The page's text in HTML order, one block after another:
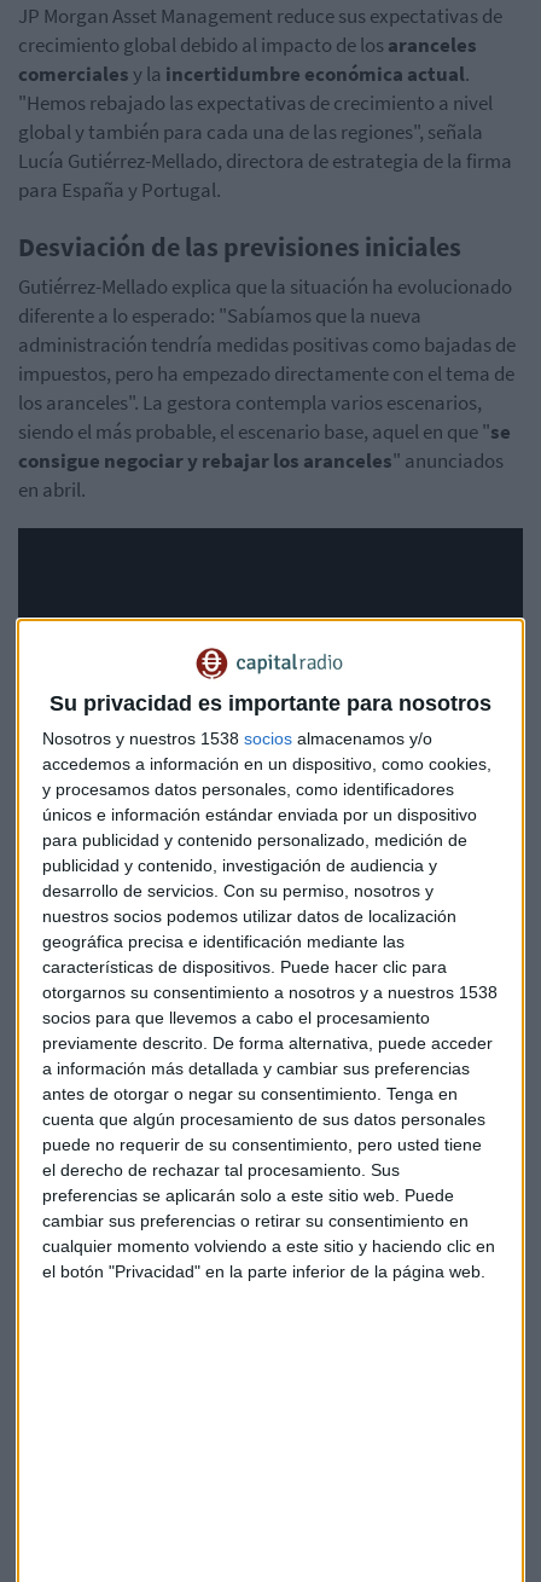
Su privacidad es importante para nosotros
Nosotros y nuestros 1538 socios almacenamos y/o
accedemos a información en un dispositivo, como cookies,
y procesamos datos personales, como identificadores
únicos e información estándar enviada por un dispositivo
para publicidad y contenido personalizado, medición de
publicidad y contenido, investigación de audiencia y
desarrollo de servicios. Con su permiso, nosotros y
nuestros socios podemos utilizar datos de localización
geográfica precisa e identificación mediante las
características de dispositivos. Puede hacer clic para
otorgarnos su consentimiento a nosotros y a nuestros 1538
socios para que llevemos a cabo el procesamiento
previamente descrito. De forma alternativa, puede acceder
a información más detallada y cambiar sus preferencias
antes de otorgar o negar su consentimiento. Tenga en
cuenta que algún procesamiento de sus datos personales
puede no requerir de su consentimiento, pero usted tiene
el derecho de rechazar tal procesamiento. Sus
preferencias se aplicarán solo a este sitio web. Puede
cambiar sus preferencias o retirar su consentimiento en
cualquier momento volviendo a este sitio y haciendo clic en
el botón "Privacidad" en la parte inferior de la página web.
JP Morgan Asset Management reduce sus expectativas de
crecimiento global debido al impacto de losaranceles
comercialesy la incertidumbre económica actual.
"Hemos rebajado las expectativas de crecimiento a nivel
global y también para cada una de las regiones", señala
Lucía Gutiérrez-Mellado, directora de estrategia de la firma
para España y Portugal.
Desviación de las previsiones iniciales
Gutiérrez-Mellado explica que la situación ha evolucionado
diferente a lo esperado: "Sabíamos que la nueva
administración tendría medidas positivas como bajadas de
impuestos, pero ha empezado directamente con el tema de
los aranceles". La gestora contempla varios escenarios,
siendo el más probable, el escenario base, aquel en que "se
consigue negociar y rebajar los aranceles" anunciados
en abril.
Estrategia para el entorno actual
"Lo que hemos hecho a lo largo del primer trimestre es ir
reduciendo riesgo en carteras. Estamos neutrales ahora
mismo en renta variable frente a renta fija", indica la
experta, quien desaconseja refugiarse en liquidez: "Lo que
nos ha demostrado la historia es que para aquel que ha
tenido paciencia y ha creído en el medio y largo plazo
siempre se ha visto recompensado".
La directorarecomienda "enfoques globales" en las
carteras y apostar por gestión activa"porque no todo
vale en este entorno". Entre sus preferencias destaca el
crédito, del que afirma: "Nos parece que los fundamentales